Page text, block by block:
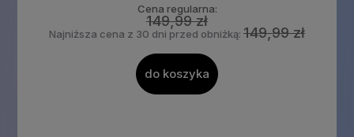
Cena regularna:
149,99 zł
Najniższa cena z 30 dni przed obniżką: 149,99 zł
do koszyka